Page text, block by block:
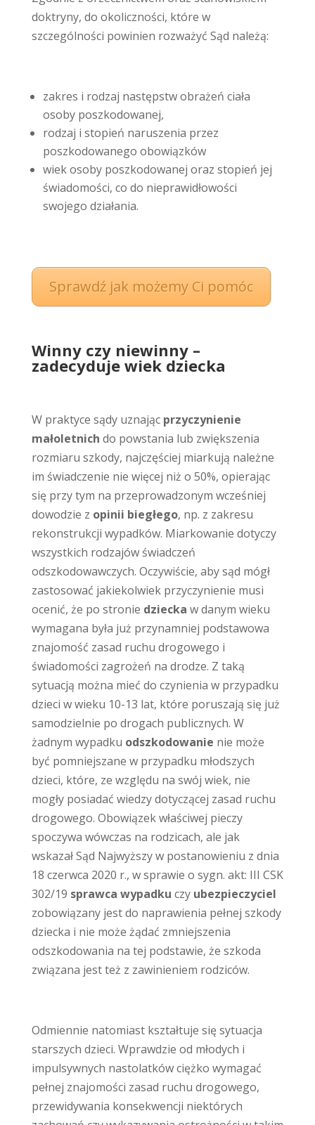
doktryny, do okoliczności, które w
szczególności powinien rozważyć Sąd należą:
zakres i rodzaj następstw obrażeń ciała
osoby poszkodowanej,
rodzaj i stopień naruszenia przez
poszkodowanego obowiązków
wiek osoby poszkodowanej oraz stopień jej
świadomości, co do nieprawidłowości
swojego działania.
Sprawdź jak możemy Ci pomóc
Winny czy niewinny –
zadecyduje wiek dziecka
W praktyce sądy uznając przyczynienie
małoletnich do powstania lub zwiększenia
rozmiaru szkody, najczęściej miarkują należne
im świadczenie nie więcej niż o 50%, opierając
się przy tym na przeprowadzonym wcześniej
dowodzie z opinii biegłego, np. z zakresu
rekonstrukcji wypadków. Miarkowanie dotyczy
wszystkich rodzajów świadczeń
odszkodowawczych. Oczywiście, aby sąd mógł
zastosować jakiekolwiek przyczynienie musi
ocenić, że po stronie dziecka w danym wieku
wymagana była już przynamniej podstawowa
znajomość zasad ruchu drogowego i
świadomości zagrożeń na drodze. Z taką
sytuacją można mieć do czynienia w przypadku
dzieci w wieku 10-13 lat, które poruszają się już
samodzielnie po drogach publicznych. W
żadnym wypadku odszkodowanie nie może
być pomniejszane w przypadku młodszych
dzieci, które, ze względu na swój wiek, nie
mogły posiadać wiedzy dotyczącej zasad ruchu
drogowego. Obowiązek właściwej pieczy
spoczywa wówczas na rodzicach, ale jak
wskazał Sąd Najwyższy w postanowieniu z dnia
18 czerwca 2020 r., w sprawie o sygn. akt: III CSK
302/19 sprawca wypadku czy ubezpieczyciel
zobowiązany jest do naprawienia pełnej szkody
dziecka i nie może żądać zmniejszenia
odszkodowania na tej podstawie, że szkoda
związana jest też z zawinieniem rodziców.
Odmiennie natomiast kształtuje się sytuacja
starszych dzieci. Wprawdzie od młodych i
impulsywnych nastolatków ciężko wymagać
pełnej znajomości zasad ruchu drogowego,
przewidywania konsekwencji niektórych